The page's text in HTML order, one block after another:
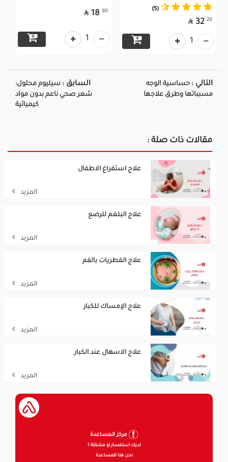
(5)
20
32

1
90
18

1
التالي : حساسية الوجه
مسبباتها وطرق علاجها
السابق : سيليوم محلول:
شعر صحي ناعم بدون مواد
كيميائية
مقالات ذات صلة :
علاج استفراغ الاطفال
المزيد
علاج البلغم للرضع
المزيد
علاج الفطريات بالفم
المزيد
علاج الإمساك للكبار
المزيد
علاج الاسهال عند الكبار
المزيد
مركز المساعدة
لديك استفسار او مشكلة ؟
نحن هنا للمساعدة